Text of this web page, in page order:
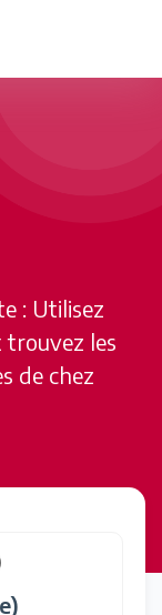
: Utilisez
trouvez les
de chez